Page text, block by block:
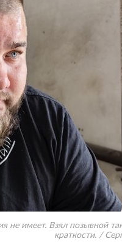
не имеет. Взял позывной
краткости. /